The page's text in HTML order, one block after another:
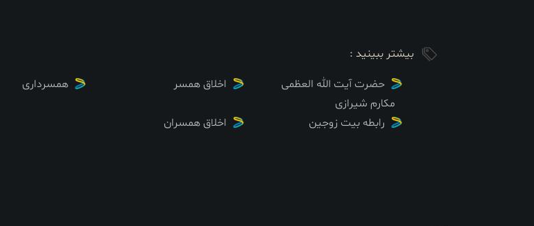
بیشتر ببینید :
حضرت آیت الله العظمی
مکارم شیرازی
اخلاق همسر همسرداری
رابطه بیت زوجین اخلاق همسران